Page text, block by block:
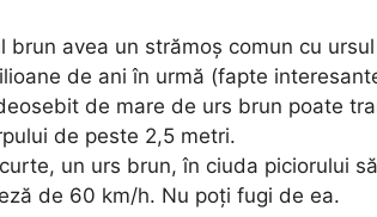
brun avea un strămoș comun cu
de ani în urmă (fapte
de mare de urs brun poate
de peste 2,5 metri.
un urs brun, în ciuda piciorului
de 60 km/h. Nu poți fugi de ea.